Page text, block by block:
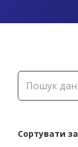
Сортувати за